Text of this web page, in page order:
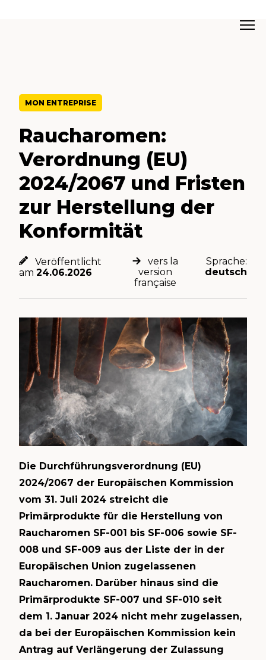
MON ENTREPRISE
Raucharomen:
Verordnung (EU)
2024/2067 und Fristen
zur Herstellung der
Konformität
Veröffentlicht
am 24.06.2026
vers la
version
française
Sprache:
deutsch
Die Durchführungsverordnung (EU)
2024/2067 der Europäischen Kommission
vom 31. Juli 2024 streicht die
Primärprodukte für die Herstellung von
Raucharomen SF-001 bis SF-006 sowie SF-
008 und SF-009 aus der Liste der in der
Europäischen Union zugelassenen
Raucharomen. Darüber hinaus sind die
Primärprodukte SF-007 und SF-010 seit
dem 1. Januar 2024 nicht mehr zugelassen,
da bei der Europäischen Kommission kein
Antrag auf Verlängerung der Zulassung